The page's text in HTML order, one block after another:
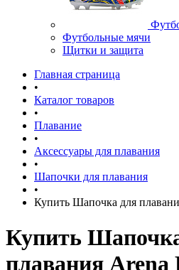
Футбольные мячи
Щитки и защита
Главная страница
•
Каталог товаров
•
Плавание
•
Аксессуары для плавания
•
Шапочки для плавания
•
Купить Шапочка для
Купить
плавания Arena